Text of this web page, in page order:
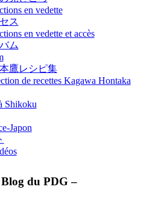
en vedette
ス
en vedette et accès
ム
鷹レシピ集
de recettes Kagawa Hontaka
Shikoku
Japon
du PDG –